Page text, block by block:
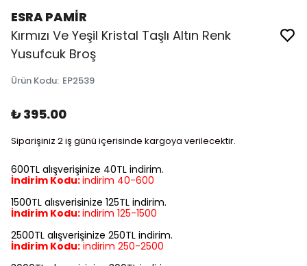
ESRA PAMİR
Kırmızı Ve Yeşil Kristal Taşlı Altın Renk
Yusufcuk Broş
Ürün Kodu: EP2539
₺ 395.00
Siparişiniz 2 iş günü içerisinde kargoya verilecektir.
600TL alışverişinize 40TL indirim.
İndirim Kodu:indirim 40-600
1500TL alışverişinize 125TL indirim.
İndirim Kodu:indirim 125-1500
2500TL alışverişinize 250TL indirim.
İndirim Kodu: indirim 250-2500